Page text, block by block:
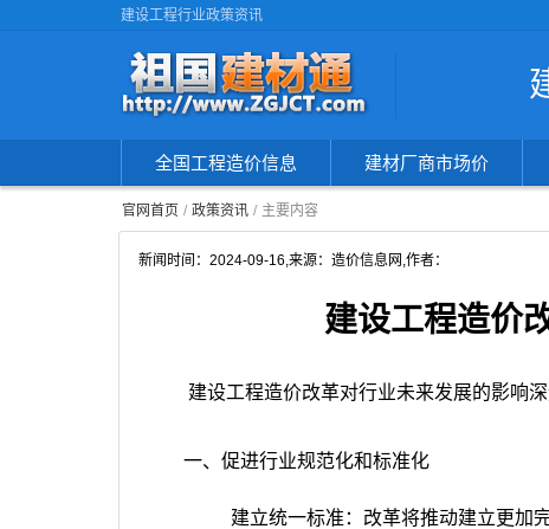
建设工程行业政策资讯
全国工程造价信息 建材厂商市场价
官网首页 政策资讯 主要内容
新闻时间： 2024-09-16,来源：造价信息网,作者：
建设工程造价
建设工程造价改革对行业未来发展的影响
一、促进行业规范化和标准化
建立统一标准：改革将推动建立更加